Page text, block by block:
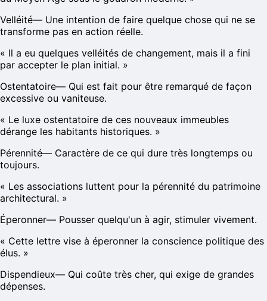
Velléité— Une intention de faire quelque chose qui ne se
transforme pas en action réelle.
« Il a eu quelques velléités de changement, mais il a fini
par accepter le plan initial. »
Ostentatoire— Qui est fait pour être remarqué de façon
excessive ou vaniteuse.
« Le luxe ostentatoire de ces nouveaux immeubles
dérange les habitants historiques. »
Pérennité— Caractère de ce qui dure très longtemps ou
toujours.
« Les associations luttent pour la pérennité du patrimoine
architectural. »
Éperonner— Pousser quelqu'un à agir, stimuler vivement.
« Cette lettre vise à éperonner la conscience politique des
élus. »
Dispendieux— Qui coûte très cher, qui exige de grandes
dépenses.